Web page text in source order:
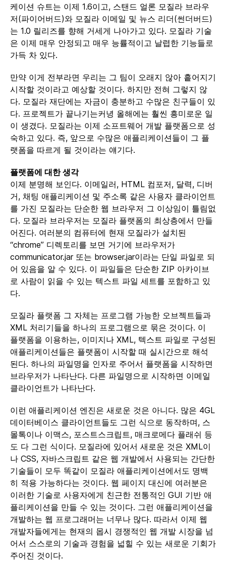
케이션 슈트는 이제 1.6이고, 스탠드 얼론 모질라 브라우
저(파이어버드)와 모질라 이메일 및 뉴스 리더(썬더버드)
는 1.0 릴리즈를 향해 거세게 나아가고 있다. 모질라 기술
은 이제 매우 안정되고 매우 능률적이고 날렵한 기능들로
가득 차 있다.
만약 이게 전부라면 우리는 그 팀이 오래지 않아 흩어지기
시작할 것이라고 예상할 것이다. 하지만 전혀 그렇지 않
다. 모질라 재단에는 자금이 충분하고 수많은 친구들이 있
다. 프로젝트가 끝나기는커녕 올해에는 훨씬 흥미로운 일
이 생겼다. 모질라는 이제 소프트웨어 개발 플랫폼으로 성
숙하고 있다. 즉, 앞으로 수많은 애플리케이션들이 그 플
랫폼을 따르게 될 것이라는 얘기다.
플랫폼에 대한 생각
이제 분명해 보인다. 이메일러, HTML 컴포저, 달력, 디버
거, 채팅 애플리케이션 및 주소록 같은 사용자 클라이언트
를 가진 모질라는 단순한 웹 브라우저 그 이상임이 틀림없
다. 모질라 브라우저는 모질라 플랫폼의 최상층에서 만들
어진다. 여러분의 컴퓨터에 현재 모질라가 설치된
“chrome” 디렉토리를 보면 거기에 브라우저가
communicator.jar 또는 browser.jar이라는 단일 파일로 되
어 있음을 알 수 있다. 이 파일들은 단순한 ZIP 아카이브
로 사람이 읽을 수 있는 텍스트 파일 세트를 포함하고 있
다.
모질라 플랫폼 그 자체는 프로그램 가능한 오브젝트들과
XML 처리기들을 하나의 프로그램으로 묶은 것이다. 이
플랫폼을 이용하는, 이미지나 XML, 텍스트 파일로 구성된
애플리케이션들은 플랫폼이 시작할 때 실시간으로 해석
된다. 하나의 파일명을 인자로 주어서 플랫폼을 시작하면
브라우저가 나타난다. 다른 파일명으로 시작하면 이메일
클라이언트가 나타난다.
이런 애플리케이션 엔진은 새로운 것은 아니다. 많은 4GL
데이터베이스 클라이언트들도 그런 식으로 동작하며, 스
몰톡이나 이맥스, 포스트스크립트, 매크로메다 플래쉬 등
도 다 그런 식이다. 모질라에 있어서 새로운 것은 XML이
나 CSS, 자바스크립트 같은 웹 개발에서 사용되는 간단한
기술들이 모두 똑같이 모질라 애플리케이션에서도 명백
히 적용 가능하다는 것이다. 웹 페이지 대신에 여러분은
이러한 기술로 사용자에게 친근한 전통적인 GUI 기반 애
플리케이션을 만들 수 있는 것이다. 그런 애플리케이션을
개발하는 웹 프로그래머는 너무나 많다. 따라서 이제 웹
개발자들에게는 현재의 몹시 경쟁적인 웹 개발 시장을 넘
어서 스스로의 기술과 경험을 넓힐 수 있는 새로운 기회가
주어진 것이다.